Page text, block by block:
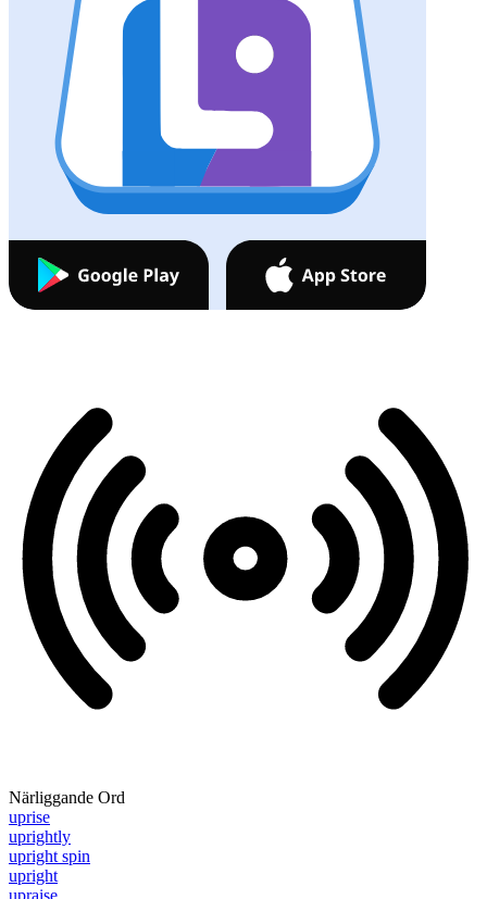
Närliggande Ord
uprise
uprightly
upright spin
upright
upraise